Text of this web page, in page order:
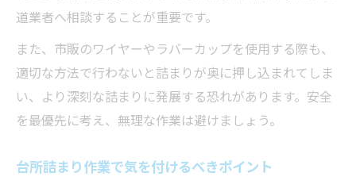
道業者へ相談することが重要です。
また、市販のワイヤーやラバーカップを使用する際も、
適切な方法で行わないと詰まりが奥に押し込まれてしま
い、より深刻な詰まりに発展する恐れがあります。安全
を最優先に考え、無理な作業は避けましょう。
台所詰まり作業で気を付けるべきポイント